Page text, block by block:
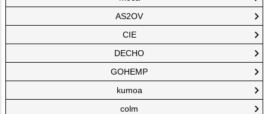
AS2OV
CIE
DECHO
GOHEMP
kumoa
colm